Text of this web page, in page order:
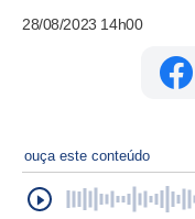
28/08/2023 14h00
ouça este conteúdo